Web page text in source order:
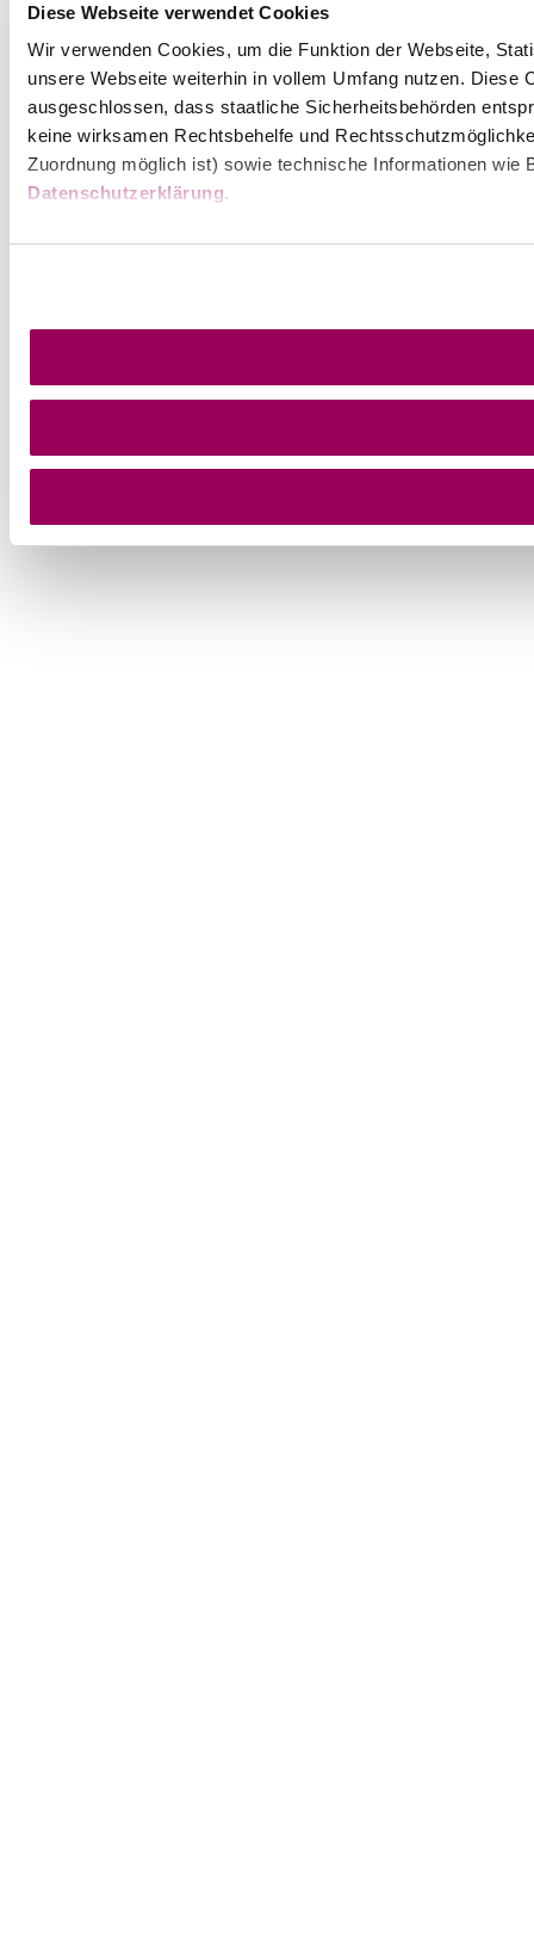
Diese Webseite verwendet Cookies
Wir verwenden Cookies, um die Funktion der Webseite,
unsere Webseite weiterhin in vollem Umfang nutzen.
ausgeschlossen, dass staatliche Sicherheitsbehörden
keine wirksamen Rechtsbehelfe und
Zuordnung möglich ist) sowie technische Informationen
Datenschutzerklärung.